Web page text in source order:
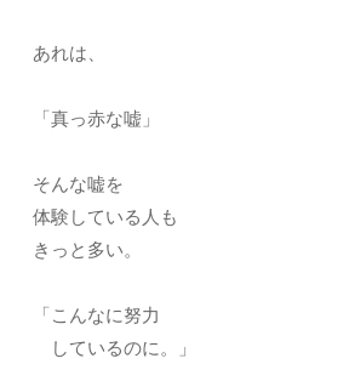
あれは、
「真っ赤な嘘」
そんな嘘を
体験している人も
きっと多い。
「こんなに努力
しているのに。」